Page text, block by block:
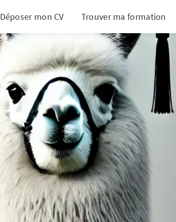
Déposer mon CV Trouver ma formation